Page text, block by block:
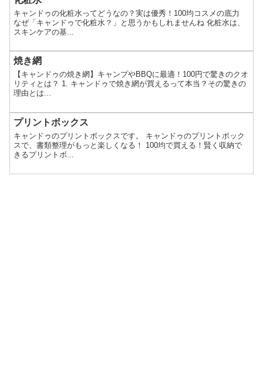
キャンドゥの化粧水ってどうなの？実は優秀！100均コスメの底力
なぜ「キャンドゥで化粧水？」と思うかもしれませんね 化粧水は、
スキンケアの基...
焼き網
【キャンドゥの焼き網】キャンプやBBQに最適！100円で驚きのクオ
リティとは？ 1. キャンドゥで焼き網が買えるって本当？その驚きの
理由とは...
プリントボックス
キャンドゥのプリントボックスです。 キャンドゥのプリントボック
スで、書類整理がもっと楽しくなる！ 100均で買える！賢く収納で
きるプリントボ...